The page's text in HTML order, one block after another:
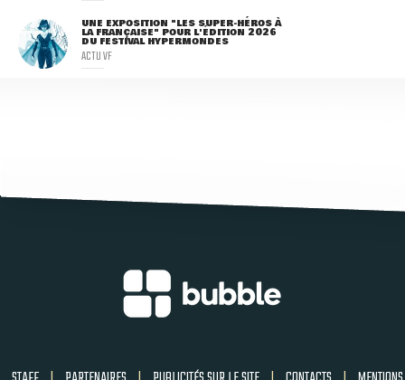
UNE EXPOSITION "LES SUPER-HÉROS À
LA FRANÇAISE" POUR L'ÉDITION 2026
DU FESTIVAL HYPERMONDES
ACTU VF